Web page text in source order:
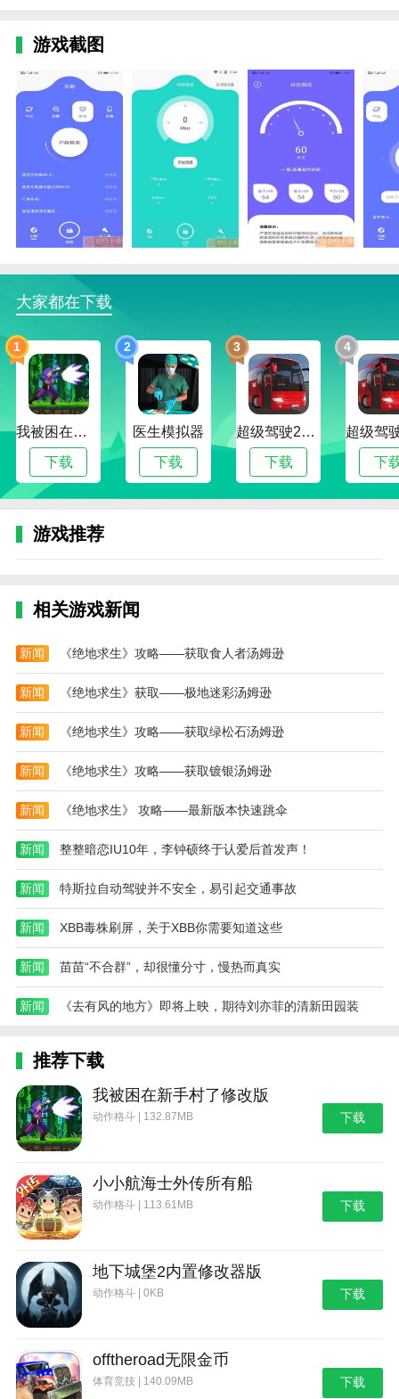
比特精灵绿色版函数
1.比特精灵绿色版收藏标签和特殊收藏功能有助于保存
2.分类搜索，原有的标签分类搜索功能，可以根据分类
3.自定义分类。用户可以根据自己的搜索习惯，设置自
己的搜索分类标签。
比特精灵绿色版函数
1.快速搜索，完成类目选择，一键轻松获得搜索结果。
2.比特精灵绿色版作为一款环保干净的搜索工具，运行
速度非常快，还能上网。
3.通过集成著名搜索引擎的全面搜索，您可以自由切换
搜索模式，找到所需资源。
1.个人搜索历史和以前访问过的网站，请随时查看，不
2.把浏览器和搜索工具的功能结合起来，把两个应用的
优点结合起来。
体验会更加完美。
4.软件兼容性完美，可以同时兼容不同系统的手机，满
足其他搜索需求。
游戏截图
大家都在下载
1
我被困在新手村了修改版
下载
2
医生模拟器
下载
3
超级驾驶2022内置作弊菜单版
下载
4
下
游戏推荐
相关游戏新闻
新闻 《绝地求生》攻略——获取食人者汤姆逊
新闻 《绝地求生》获取——极地迷彩汤姆逊
新闻 《绝地求生》攻略——获取绿松石汤姆逊
新闻 《绝地求生》攻略——获取镀银汤姆逊
新闻 《绝地求生》 攻略——最新版本快速跳伞
新闻 整整暗恋IU10年，李钟硕终于认爱后首发声！
新闻 特斯拉自动驾驶并不安全，易引起交通事故
新闻 XBB毒株刷屏，关于XBB你需要知道这些
新闻 苗苗“不合群”，却很懂分寸，慢热而真实
新闻 《去有风的地方》即将上映，期待刘亦菲的清新田园装
推荐下载
我被困在新手村了修改版
动作格斗 | 132.87MB 下载
小小航海士外传所有船
动作格斗 | 113.61MB 下载
地下城堡2内置修改器版
动作格斗 | 0KB 下载
offtheroad无限金币
体育竞技 | 140.09MB 下载